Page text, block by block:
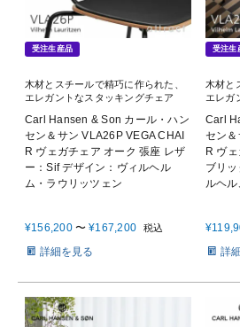
受注生産品
木材とスチールで精巧に作られた、
エレガントなスタッキングチェア
Carl Hansen & Son カール・ハン
セン＆サン VLA26P VEGA CHAI
R ヴェガチェア オーク 張座 レザ
ー：Sif デザイン：ヴィルヘル
ム・ラウリッツェン
¥156,200 〜 ¥167,200 税込
詳細を見る
受注生
木材と
エレガ
Carl
セン
R ヴ
ブリ
ルヘ
¥
詳